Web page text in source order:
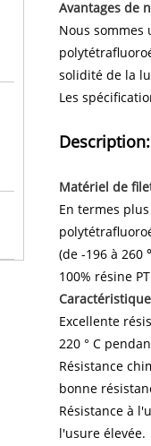
Avantages de
Nous sommes
solidité de la
Les
Description:
Matériel de
En termes
(de -196 à 260
100% résine
Excellente
220 ° C
Résistance
bonne
Résistance à
l'usure élevée.